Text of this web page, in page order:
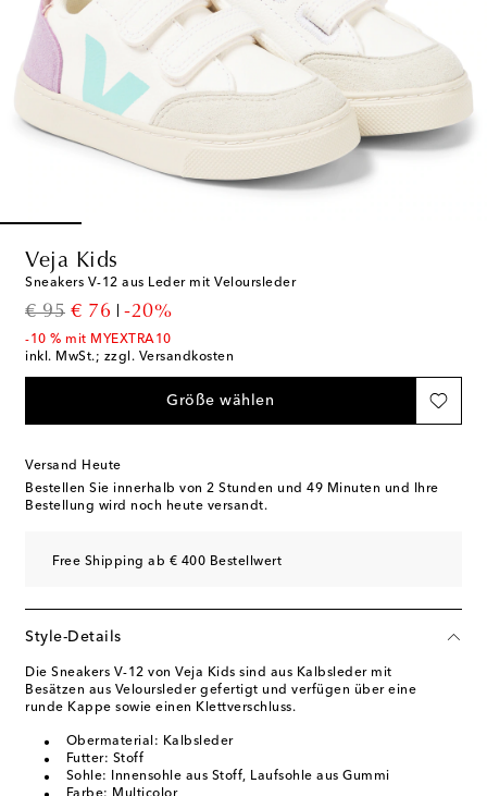
Veja Kids
Sneakers V-12 aus Leder mit Veloursleder
€ 95
original price
€ 76
discount price
-20%
-10 % mit MYEXTRA10
inkl. MwSt.; zzgl. Versandkosten
Größe wählen
Versand Heute
Bestellen Sie innerhalb von 2 Stunden und 49 Minuten und Ihre
Bestellung wird noch heute versandt.
Free Shipping ab € 400 Bestellwert
Style-Details
Die Sneakers V-12 von Veja Kids sind aus Kalbsleder mit
Besätzen aus Veloursleder gefertigt und verfügen über eine
runde Kappe sowie einen Klettverschluss.
Obermaterial: Kalbsleder
Futter: Stoff
Sohle: Innensohle aus Stoff, Laufsohle aus Gummi
Farbe: Multicolor